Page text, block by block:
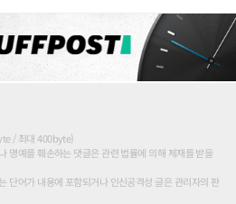
/ 최대 400byte)
명예를 훼손하는 댓글은 관련 법률에 의해 제재를 받을
단어가 내용에 포함되거나 인신공격성 글은 관리자의 판